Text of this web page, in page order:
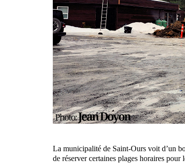
La municipalité de Saint-Ours voit d’un
de réserver certaines plages horaires pour